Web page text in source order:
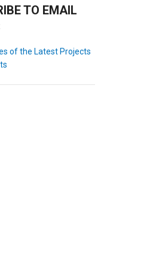
TO EMAIL
of the Latest Projects